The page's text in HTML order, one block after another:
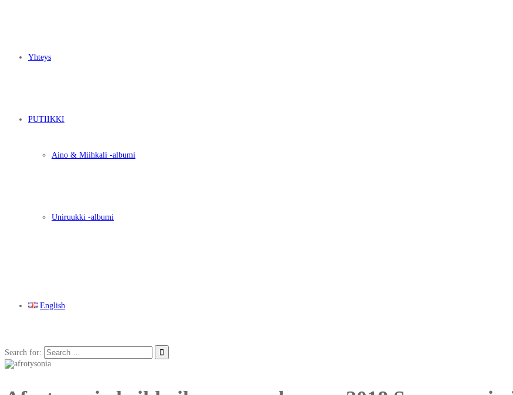
Yhteys
PUTIIKKI
Aino & Miihkali -albumi
Uniruukki -albumi
English
Search for: